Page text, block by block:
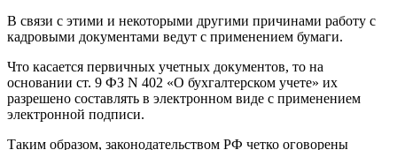
В связи с этими и некоторыми другими причинами работу с
кадровыми документами ведут с применением бумаги.
Что касается первичных учетных документов, то на
основании ст. 9 ФЗ N 402 «О бухгалтерском учете» их
разрешено составлять в электронном виде с применением
электронной подписи.
Таким образом, законодательством РФ четко оговорены